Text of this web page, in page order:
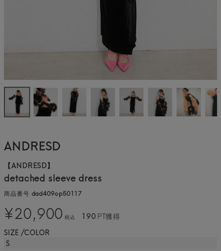
ANDRESD
【ANDRESD】
detached sleeve dress
商品番号 dad409op50117
¥20,900 税込 190PT獲得
SIZE
COLOR
S